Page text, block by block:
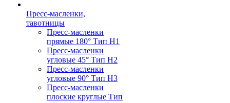
Пресс-масленки,
тавотницы
Пресс-масленки
прямые 180° Тип H1
Пресс-масленки
угловые 45° Тип H2
Пресс-масленки
угловые 90° Тип H3
Пресс-масленки
плоские круглые Тип